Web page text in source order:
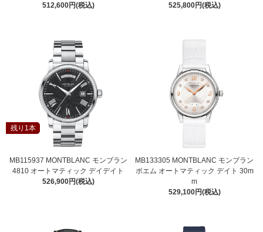
512,600円(税込)
525,800円(税込)
残り1本
MB115937 MONTBLANC モンブラン
4810 オートマティック デイデイト
526,900円(税込)
MB133305 MONTBLANC モンブラン
ボエム オートマティック デイト 30m
m
529,100円(税込)